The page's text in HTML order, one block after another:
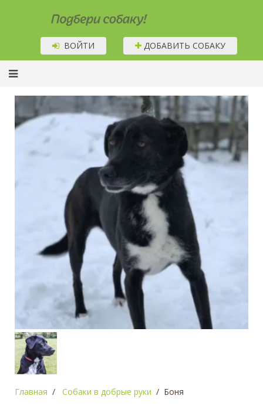
Подбери собаку!
ВОЙТИ ДОБАВИТЬ СОБАКУ
Главная Собаки в добрые руки Боня